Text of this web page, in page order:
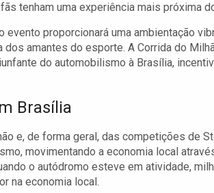
tenham uma experiência mais próxima
proporcionará uma ambientação
amantes do esporte. A Corrida do
do automobilismo à Brasília,
Brasília
e, de forma geral, das competições de
movimentando a economia local
o autódromo esteve em atividade,
na economia local.